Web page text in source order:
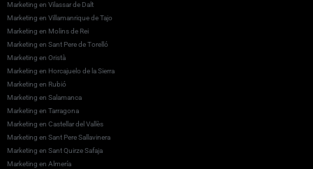
Marketing en Vilassar de Dalt
Marketing en Villamanrique de Tajo
Marketing en Molins de Rei
Marketing en Sant Pere de Torelló
Marketing en Oristà
Marketing en Horcajuelo de la Sierra
Marketing en Rubió
Marketing en Salamanca
Marketing en Tarragona
Marketing en Castellar del Vallès
Marketing en Sant Pere Sallavinera
Marketing en Sant Quirze Safaja
Marketing en Almería